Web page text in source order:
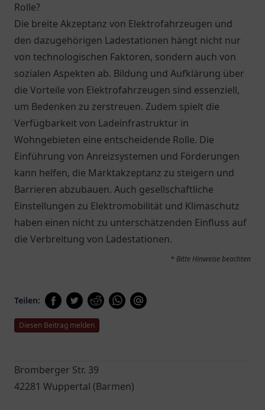
Rolle?
Die breite Akzeptanz von Elektrofahrzeugen und
den dazugehörigen Ladestationen hängt nicht nur
von technologischen Faktoren, sondern auch von
sozialen Aspekten ab. Bildung und Aufklärung über
die Vorteile von Elektrofahrzeugen sind essenziell,
um Bedenken zu zerstreuen. Zudem spielt die
Verfügbarkeit von Ladeinfrastruktur in
Wohngebieten eine entscheidende Rolle. Die
Einführung von Anreizsystemen und Förderungen
kann helfen, die Marktakzeptanz zu steigern und
Barrieren abzubauen. Auch gesellschaftliche
Einstellungen zu Elektromobilität und Klimaschutz
haben einen nicht zu unterschätzenden Einfluss auf
die Verbreitung von Ladestationen.
* Bitte Hinweise beachten
Teilen:
Diesen Beitrag melden
Bromberger Str. 39
42281 Wuppertal (Barmen)